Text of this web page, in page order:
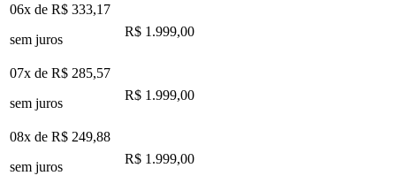
06x de R$ 333,17
sem juros
R$ 1.999,00
07x de R$ 285,57
sem juros
R$ 1.999,00
08x de R$ 249,88
sem juros
R$ 1.999,00